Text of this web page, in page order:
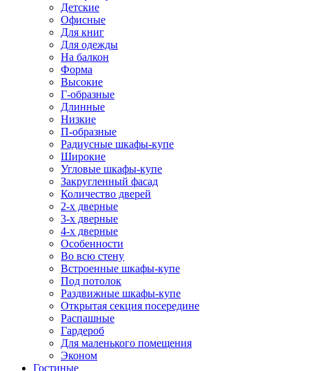
Детские
Офисные
Для книг
Для одежды
На балкон
Форма
Высокие
Г-образные
Длинные
Низкие
П-образные
Радиусные шкафы-купе
Широкие
Угловые шкафы-купе
Закругленный фасад
Количество дверей
2-х дверные
3-х дверные
4-х дверные
Особенности
Во всю стену
Встроенные шкафы-купе
Под потолок
Раздвижные шкафы-купе
Открытая секция посередине
Распашные
Гардероб
Для маленького помещения
Эконом
Гостиные